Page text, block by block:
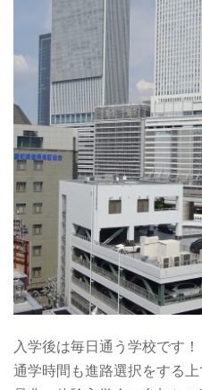
入学後は毎日通う学校です！
通学時間も進路選択をする上